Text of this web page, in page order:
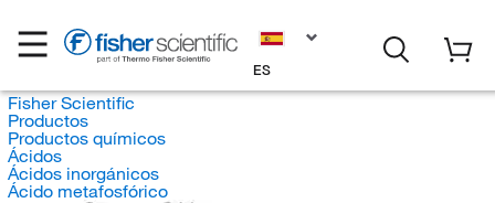
ES
Fisher Scientific
Productos
Productos químicos
Ácidos
Ácidos inorgánicos
Ácido metafosfórico